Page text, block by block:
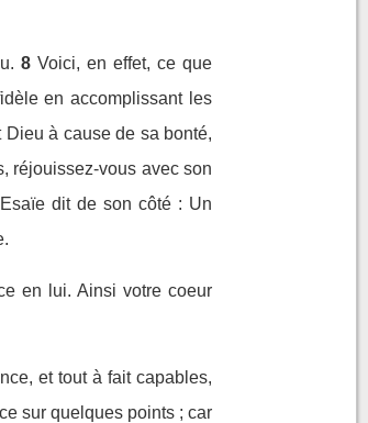
8 Voici, en effet, ce que
en accomplissant les
à cause de sa bonté,
réjouissez-vous avec son
Esaïe dit de son côté : Un
en lui. Ainsi votre coeur
et tout à fait capables,
sur quelques points ; car